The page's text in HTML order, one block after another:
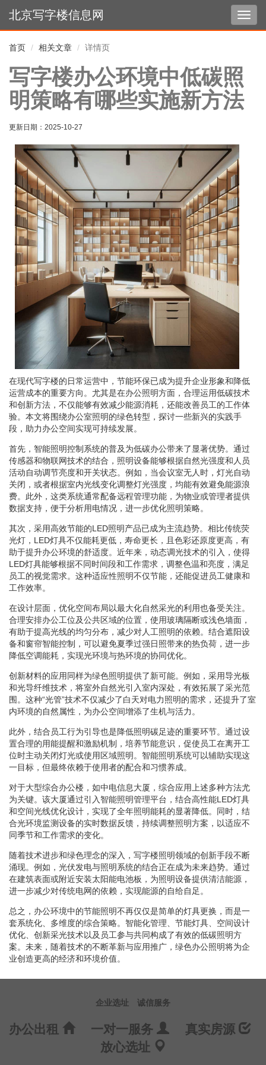
切
换
北京写字楼信息网
首页 相关文章 详情页
写字楼办公环境中低碳照
明策略有哪些实施新方法
更新日期： 2025-10-27
在现代写字楼的日常运营中，节能环保已成为提升企业形象和降低
运营成本的重要方向。尤其是在办公照明方面，合理运用低碳技术
和创新方法，不仅能够有效减少能源消耗，还能改善员工的工作体
验。本文将围绕办公室照明的绿色转型，探讨一些新兴的实践手
段，助力办公空间实现可持续发展。
首先，智能照明控制系统的普及为低碳办公带来了显著优势。通过
传感器和物联网技术的结合，照明设备能够根据自然光强度和人员
活动自动调节亮度和开关状态。例如，当会议室无人时，灯光自动
关闭，或者根据室内光线变化调整灯光强度，均能有效避免能源浪
费。此外，这类系统通常配备远程管理功能，为物业或管理者提供
数据支持，便于分析用电情况，进一步优化照明策略。
其次，采用高效节能的LED照明产品已成为主流趋势。相比传统荧
光灯，LED灯具不仅能耗更低，寿命更长，且色彩还原度更高，有
助于提升办公环境的舒适度。近年来，动态调光技术的引入，使得
LED灯具能够根据不同时间段和工作需求，调整色温和亮度，满足
员工的视觉需求。这种适应性照明不仅节能，还能促进员工健康和
工作效率。
在设计层面，优化空间布局以最大化自然采光的利用也备受关注。
合理安排办公工位及公共区域的位置，使用玻璃隔断或浅色墙面，
有助于提高光线的均匀分布，减少对人工照明的依赖。结合遮阳设
备和窗帘智能控制，可以避免夏季过强日照带来的热负荷，进一步
降低空调能耗，实现光环境与热环境的协同优化。
创新材料的应用同样为绿色照明提供了新可能。例如，采用导光板
和光导纤维技术，将室外自然光引入室内深处，有效拓展了采光范
围。这种“光管”技术不仅减少了白天对电力照明的需求，还提升了室
内环境的自然属性，为办公空间增添了生机与活力。
此外，结合员工行为引导也是降低照明碳足迹的重要环节。通过设
置合理的用能提醒和激励机制，培养节能意识，促使员工在离开工
位时主动关闭灯光或使用区域照明。智能照明系统可以辅助实现这
一目标，但最终依赖于使用者的配合和习惯养成。
对于大型综合办公楼，如中电信息大厦，综合应用上述多种方法尤
为关键。该大厦通过引入智能照明管理平台，结合高性能LED灯具
和空间光线优化设计，实现了全年照明能耗的显著降低。同时，结
合光环境监测设备的实时数据反馈，持续调整照明方案，以适应不
同季节和工作需求的变化。
随着技术进步和绿色理念的深入，写字楼照明领域的创新手段不断
涌现。例如，光伏发电与照明系统的结合正在成为未来趋势。通过
在建筑表面或附近安装太阳能电池板，为照明设备提供清洁能源，
进一步减少对传统电网的依赖，实现能源的自给自足。
总之，办公环境中的节能照明不再仅仅是简单的灯具更换，而是一
套系统化、多维度的综合策略。智能化管理、节能灯具、空间设计
优化、创新采光技术以及员工参与共同构成了有效的低碳照明方
案。未来，随着技术的不断革新与应用推广，绿色办公照明将为企
业创造更高的经济和环境价值。
企业选址 诚信服务
办公出租 一对一服务
真实房源
放心选址